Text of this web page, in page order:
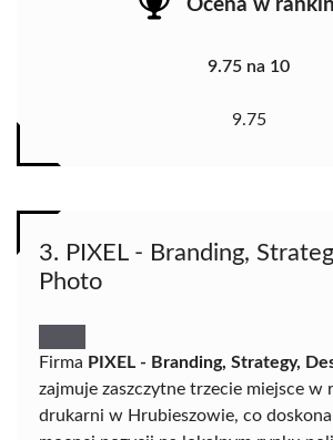
Ocena w
9.75 na 10
9.75
3. PIXEL - Branding,
Photo
Firma PIXEL - Branding, Strategy,
zajmuje zaszczytne trzecie miejsce w
drukarni w Hrubieszowie, co